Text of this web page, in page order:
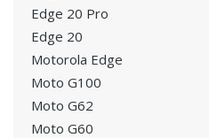
Edge 20 Pro
Edge 20
Motorola Edge
Moto G100
Moto G62
Moto G60